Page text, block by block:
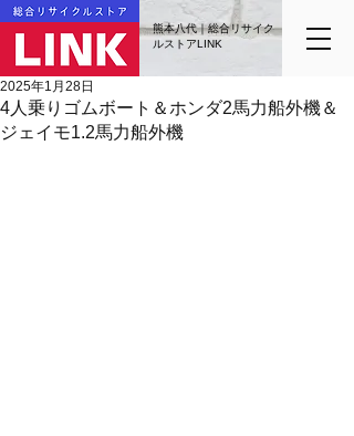
熊本八代｜総合リサイク
ルストアLINK
4人乗りゴムボート＆ホンダ2馬力船外機＆
ジェイモ1.2馬力船外機
2025年1月28日